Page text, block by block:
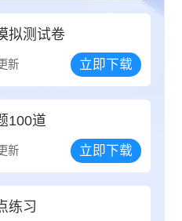
拟测试卷
新 立即下载
100道
新 立即下载
练习